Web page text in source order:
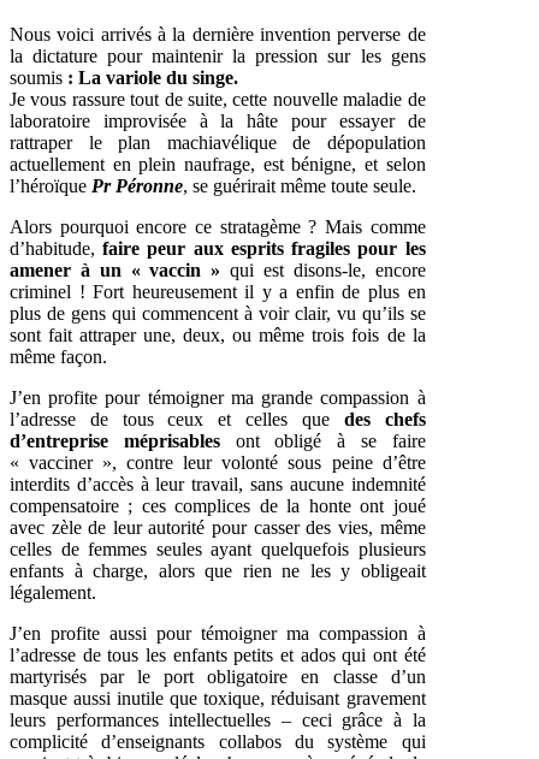
Nous voici arrivés à la dernière invention perverse de
la dictature pour maintenir la pression sur les gens
soumis : La variole du singe.
Je vous rassure tout de suite, cette nouvelle maladie de
laboratoire improvisée à la hâte pour essayer de
rattraper le plan machiavélique de dépopulation
actuellement en plein naufrage, est bénigne, et selon
l’héroïque Pr Péronne, se guérirait même toute seule.
Alors pourquoi encore ce stratagème ? Mais comme
d’habitude,faire peur aux esprits fragiles pour les
amener à un « vaccin » qui est disons-le, encore
criminel ! Fort heureusement il y a enfin de plus en
plus de gens qui commencent à voir clair, vu qu’ils se
sont fait attraper une, deux, ou même trois fois de la
même façon.
J’en profite pour témoigner ma grande compassion à
l’adresse de tous ceux et celles que des chefs
d’entreprise méprisablesont obligé à se faire
« vacciner », contre leur volonté sous peine d’être
interdits d’accès à leur travail, sans aucune indemnité
compensatoire ; ces complices de la honte ont joué
avec zèle de leur autorité pour casser des vies, même
celles de femmes seules ayant quelquefois plusieurs
enfants à charge, alors que rien ne les y obligeait
légalement.
J’en profite aussi pour témoigner ma compassion à
l’adresse de tous les enfants petits et ados qui ont été
martyrisés par le port obligatoire en classe d’un
masque aussi inutile que toxique, réduisant gravement
leurs performances intellectuelles – ceci grâce à la
complicité d’enseignants collabos du système qui